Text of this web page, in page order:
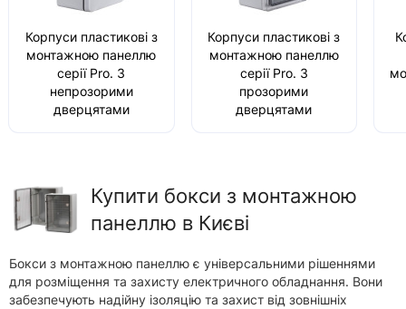
Корпуси пластикові з
монтажною панеллю
серії Pro. З
непрозорими
дверцятами
Корпуси пластикові з
монтажною панеллю
серії Pro. З
прозорими
дверцятами
Купити бокси з монтажною
панеллю в Києві
Бокси з монтажною панеллю є універсальними рішеннями
для розміщення та захисту електричного обладнання. Вони
забезпечують надійну ізоляцію та захист від зовнішніх